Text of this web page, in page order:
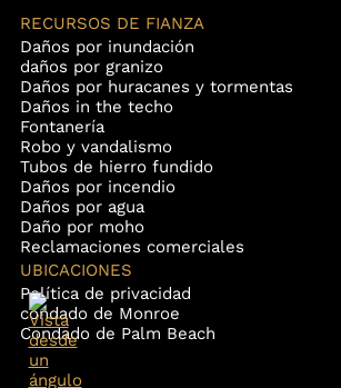
RECURSOS DE FIANZA
Daños por inundación
daños por granizo
Daños por huracanes y tormentas
Daños in the techo
Fontanería
Robo y vandalismo
Tubos de hierro fundido
Daños por incendio
Daños por agua
Daño por moho
Reclamaciones comerciales
UBICACIONES
Política de privacidad
condado de Monroe
Condado de Palm Beach